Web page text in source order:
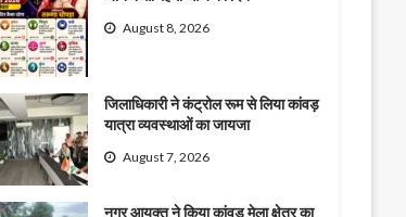
August 8, 2026
जिलाधिकारी ने कंट्रोल रूम से लिया कांवड़
यात्रा व्यवस्थाओं का जायजा
August 7, 2026
नगर आयुक्त ने किया कांवड़ मेला क्षेत्र का